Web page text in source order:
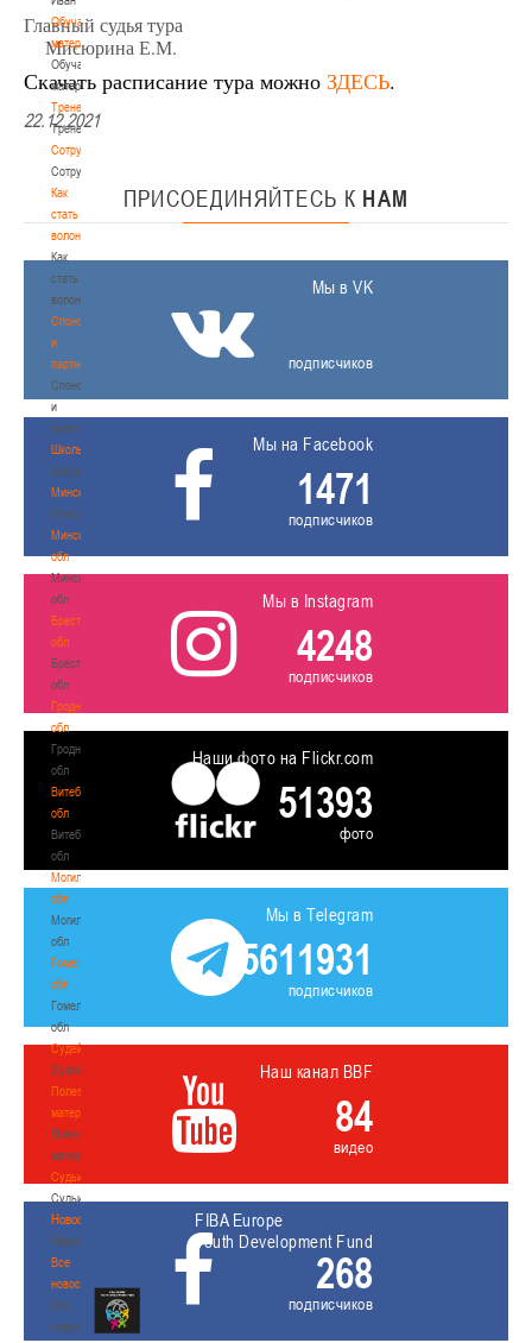
Обучающие
материалы
Обучающие
материалы
Тренерам
Тренерам
Сотрудничество
Сотрудничество
Как
стать
волонтером
Как
стать
волонтером
Спонсоры
и
партнеры
Спонсоры
и
партнеры
Школы
Школы
Минск
Минск
Минская
обл
Минская
обл
Брестская
обл
Брестская
обл
Гродненская
обл
Гродненская
обл
Витебская
обл
Витебская
обл
Могилевская
обл
Могилевская
обл
Гомельская
обл
Гомельская
обл
Судейство
Судейство
Полезные
материалы
Полезные
материалы
Судьи
Судьи
Новости
Новости
Все
новости
Все
новости
Главный судья тура
Мисюрина Е.М.
Скачать расписание тура можно ЗДЕСЬ.
22.12.2021
ПРИСОЕДИНЯЙТЕСЬ К НАМ
Мы в VK
подписчиков
Мы на Facebook
1471
подписчиков
Мы в Instagram
4248
подписчиков
Наши фото на Flickr.com
51393
фото
Мы в Telegram
5611931
подписчиков
Наш канал BBF
84
видео
FIBA Europe
Youth Development Fund
268
подписчиков